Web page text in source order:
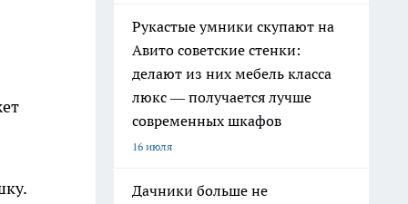
Рукастые умники скупают на
Авито советские стенки:
делают из них мебель класса
люкс — получается лучше
современных шкафов
16 июля
Дачники больше не